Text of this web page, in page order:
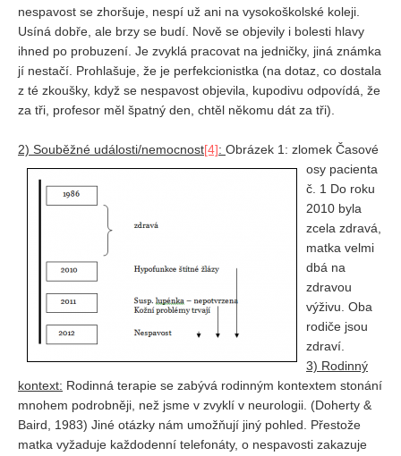
nespavost se zhoršuje, nespí už ani na vysokoškolské koleji.
Usíná dobře, ale brzy se budí. Nově se objevily i bolesti hlavy
ihned po probuzení. Je zvyklá pracovat na jedničky, jiná známka
jí nestačí. Prohlašuje, že je perfekcionistka (na dotaz, co dostala
z té zkoušky, když se nespavost objevila, kupodivu odpovídá, že
za tři, profesor měl špatný den, chtěl někomu dát za tři).
2) Souběžné události/nemocnost[4]: Obrázek 1: zlomek Časové
osy pacienta
č. 1 Do roku
2010 byla
zcela zdravá,
matka velmi
dbá na
zdravou
výživu. Oba
rodiče jsou
zdraví.
3) Rodinný
kontext: Rodinná terapie se zabývá rodinným kontextem stonání
mnohem podrobněji, než jsme v zvyklí v neurologii. (Doherty &
Baird, 1983) Jiné otázky nám umožňují jiný pohled. Přestože
matka vyžaduje každodenní telefonáty, o nespavosti zakazuje